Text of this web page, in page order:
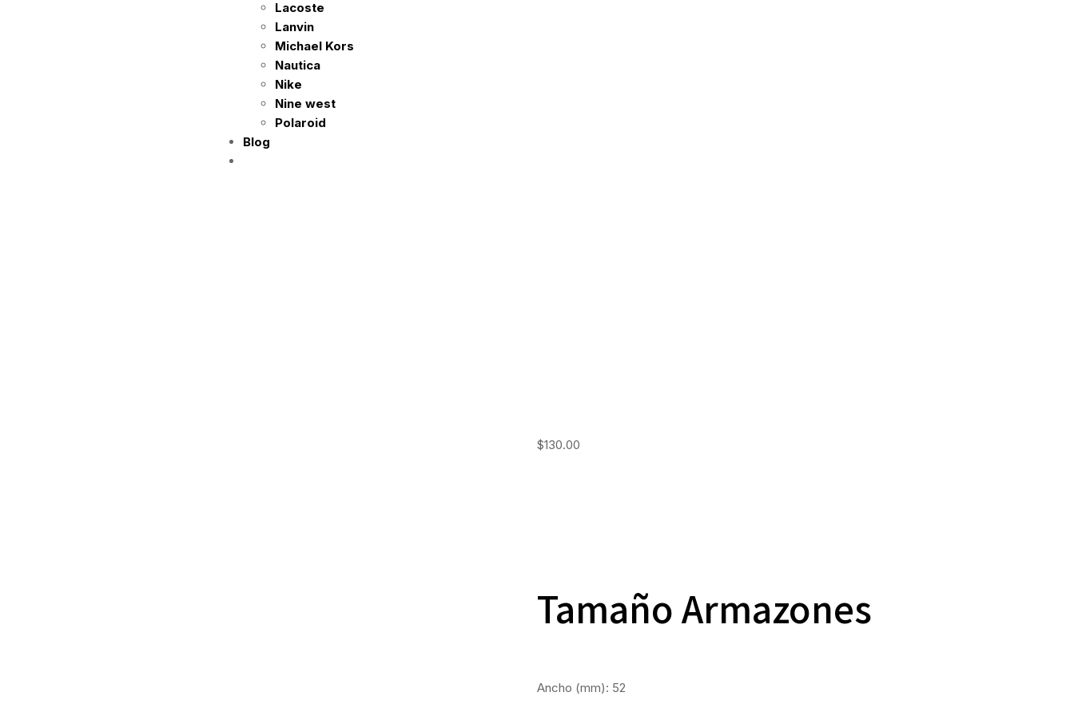
Lacoste
Lanvin
Michael Kors
Nautica
Nike
Nine west
Polaroid
Blog
$130.00
Tamaño Armazones
Ancho (mm): 52